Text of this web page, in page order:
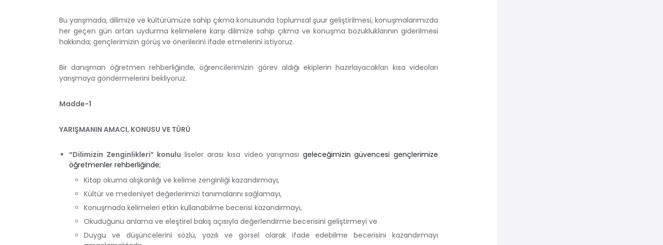
Bu yarışmada, dilimize ve kültürümüze sahip çıkma konusunda toplumsal şuur geliştirilmesi, konuşmalarımızda
her geçen gün artan uydurma kelimelere karşı dilimize sahip çıkma ve konuşma bozukluklarının giderilmesi
hakkında; gençlerimizin görüş ve önerilerini ifade etmelerini istiyoruz.
Bir danışman öğretmen rehberliğinde, öğrencilerimizin görev aldığı ekiplerin hazırlayacakları kısa videoları
yarışmaya göndermelerini bekliyoruz.
Madde-1
YARIŞMANIN AMACI, KONUSU VE TÜRÜ
“Dilimizin Zenginlikleri” konulu liseler arası kısa video yarışması geleceğimizin güvencesi gençlerimize
öğretmenler rehberliğinde;
Kitap okuma alışkanlığı ve kelime zenginliği kazandırmayı,
Kültür ve medeniyet değerlerimizi tanımalarını sağlamayı,
Konuşmada kelimeleri etkin kullanabilme becerisi kazandırmayı,
Okuduğunu anlama ve eleştirel bakış açısıyla değerlendirme becerisini geliştirmeyi ve
Duygu ve düşüncelerini sözlü, yazılı ve görsel olarak ifade edebilme becerisini kazandırmayı